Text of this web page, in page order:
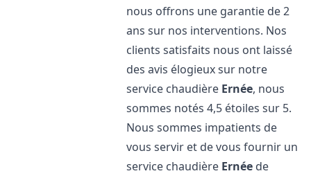
nous offrons une garantie de 2
ans sur nos interventions. Nos
clients satisfaits nous ont laissé
des avis élogieux sur notre
service chaudière Ernée, nous
sommes notés 4,5 étoiles sur 5.
Nous sommes impatients de
vous servir et de vous fournir un
service chaudière Ernée de